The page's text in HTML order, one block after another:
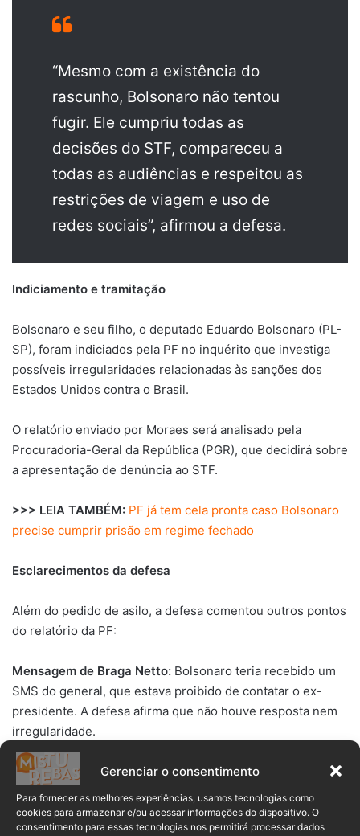
Gerenciar o consentimento
Para fornecer as melhores experiências, usamos tecnologias como
cookies para armazenar e/ou acessar informações do dispositivo. O
consentimento para essas tecnologias nos permitirá processar dados
“Mesmo com a existência do
rascunho, Bolsonaro não tentou
fugir. Ele cumpriu todas as
decisões do STF, compareceu a
todas as audiências e respeitou as
restrições de viagem e uso de
redes sociais”, afirmou a defesa.
Indiciamento e tramitação
Bolsonaro e seu filho, o deputado Eduardo Bolsonaro (PL-
SP), foram indiciados pela PF no inquérito que investiga
possíveis irregularidades relacionadas às sanções dos
Estados Unidos contra o Brasil.
O relatório enviado por Moraes será analisado pela
Procuradoria-Geral da República (PGR), que decidirá sobre
a apresentação de denúncia ao STF.
>>> LEIA TAMBÉM: PF já tem cela pronta caso Bolsonaro
precise cumprir prisão em regime fechado
Esclarecimentos da defesa
Além do pedido de asilo, a defesa comentou outros pontos
do relatório da PF:
Mensagem de Braga Netto: Bolsonaro teria recebido um
SMS do general, que estava proibido de contatar o ex-
presidente. A defesa afirma que não houve resposta nem
irregularidade.
Contato com advogado norte-americano:Trocas de
mensagens com Martin Luca, ligado a Donald Trump,
ocorreram antes das medidas cautelares, sem violar
normas legais.